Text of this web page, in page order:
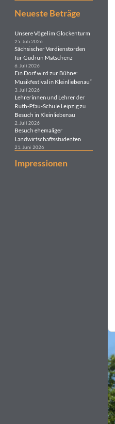
Neueste Beträge
Unsere Vögel im Glockenturm
25. Juli 2026
Sächsischer Verdienstorden
für Gudrun Matschenz
6. Juli 2026
Ein Dorf wird zur Bühne:
Musikfestival in Kleinliebenau“
3. Juli 2026
Lehrerinnen und Lehrer der
Ruth-Pfau-Schule Leipzig zu
Besuch in Kleinliebenau
2. Juli 2026
Besuch ehemaliger
Landwirtschaftsstudenten
21. Juni 2026
Impressionen